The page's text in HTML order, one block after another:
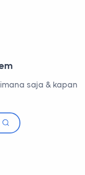
saja & kapan